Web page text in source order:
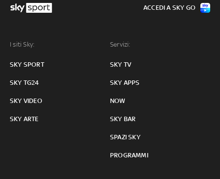
I siti Sky:
SKY SPORT
SKY TG24
SKY VIDEO
SKY ARTE
Servizi:
SKY TV
SKY APPS
NOW
SKY BAR
SPAZI SKY
PROGRAMMI
ACCEDI A SKY GO